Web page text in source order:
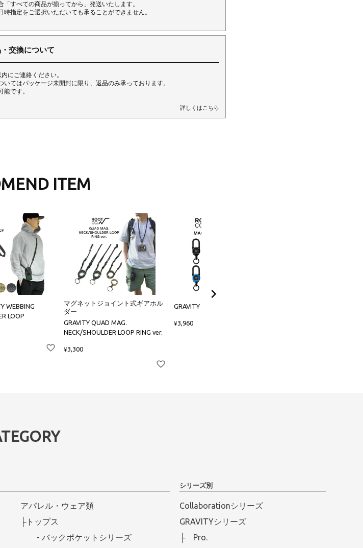
すべての商品が揃ってから」発送いたします。
指定をご選択いただいても承ることができません。
交換について
にご連絡ください。
てはパッケージ未開封に限り、返品のみ承っております。
です。
詳しくはこちら
ITEM
WEBBING
LOOP
マグネットジョイント式ギアホル
ダー
GRAVITY QUAD MAG.
NECK/SHOULDER LOOP RING ver.
¥3,300
GRAVITY MAG REEL 360
¥3,960
アパレル・ウェア類
├トップス
- バックポケットシリーズ
シリーズ別
Collaborationシリーズ
GRAVITYシリーズ
├ Pro.